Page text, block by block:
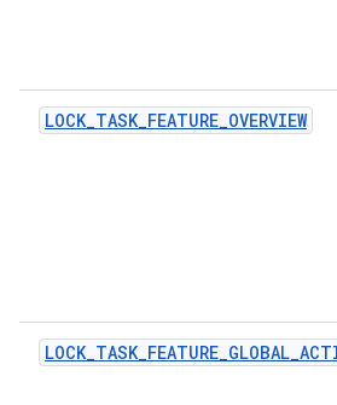
LOCK_TASK_FEATURE_OVERVIEW